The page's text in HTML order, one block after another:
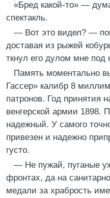
«Бред какой-то» —
спектакль.
— Вот это видел? —
доставая из рыжей
ткнул его дулом мне под
Память моментально
Гассер» калибр 8
патронов. Год принятия
венгерской армии 1898.
надежный. У самого
привезен и надежно
густо.
— Не пужай, пуганые
фронтах, да на
медали за храбрость